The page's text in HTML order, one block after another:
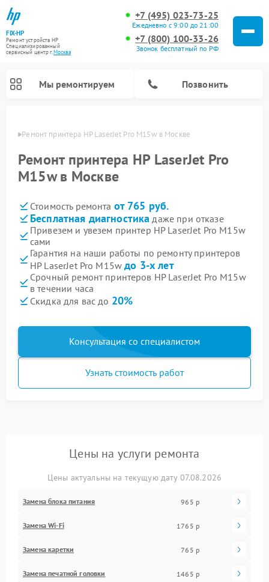
FIX-HP
Ремонт устройств HP
Специализированный
cервисный центр г.Москва
+7 (495) 023-73-25
Ежедневно с 9:00 до 21:00
+7 (800) 100-33-26
Звонок бесплатный по РФ
Мы ремонтируем Позвонить
Ремонт принтера HP LaserJet Pro M15w в Москве
Ремонт принтера HP LaserJet Pro
M15w в Москве
Стоимость ремонта от 765 руб.
Бесплатная диагностика даже при отказе
Привезем и увезем принтер HP LaserJet Pro M15w
сами
Гарантия на наши работы по ремонту принтеров
HP LaserJet Pro M15wдо 3-х лет
Срочный ремонт принтеров HP LaserJet Pro M15w
в течении часа
Скидка для вас до 20%
Консультация со специалистом
Узнать стоимость работ
Цены на услуги ремонта
Цены актуальны на текущую дату 07.08.2026
Замена блока питания 965 р
Замена Wi-Fi 1765 р
Замена каретки 765 р
Замена печатной головки 1465 р